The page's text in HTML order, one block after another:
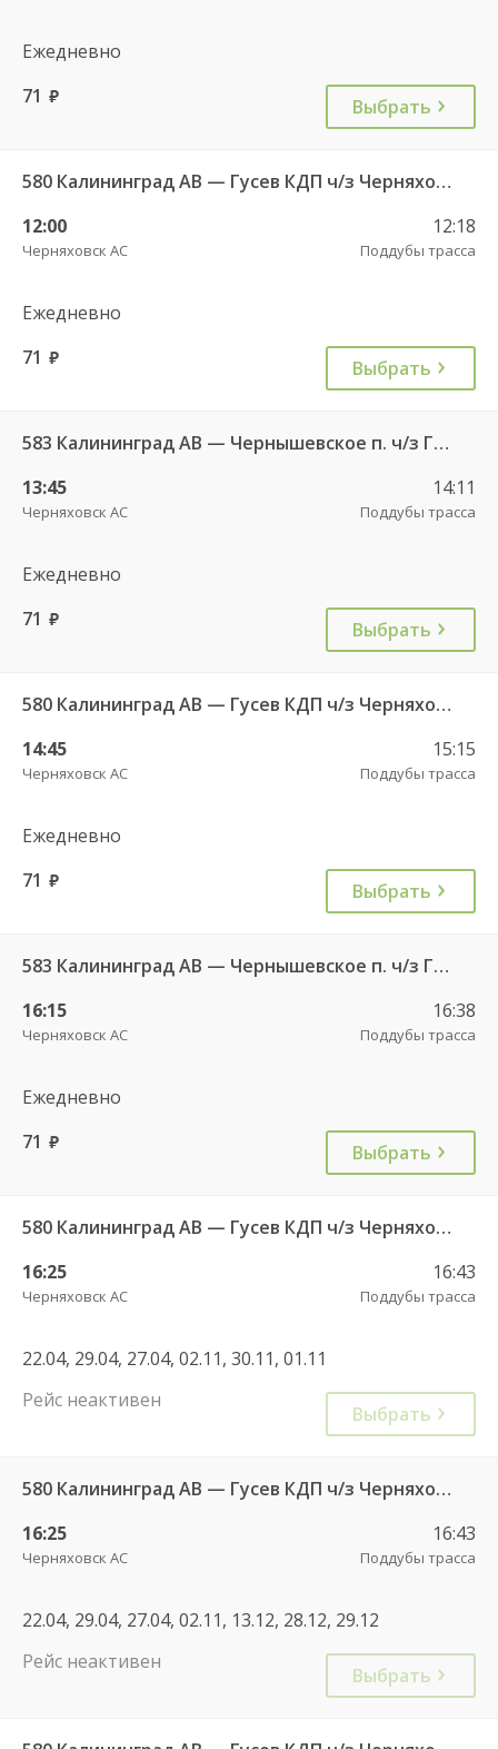
Ежедневно
71 руб. Выбрать
580 Калининград АВ — Гусев КДП ч/з Черняховск АС
12:00
Черняховск АС
12:18
Поддубы трасса
Ежедневно
71 руб. Выбрать
583 Калининград АВ — Чернышевское п. ч/з Гвардейск КДП, Черняховск АС
13:45
Черняховск АС
14:11
Поддубы трасса
Ежедневно
71 руб. Выбрать
580 Калининград АВ — Гусев КДП ч/з Черняховск АС
14:45
Черняховск АС
15:15
Поддубы трасса
Ежедневно
71 руб. Выбрать
583 Калининград АВ — Чернышевское п. ч/з Гвардейск КДП, Черняховск АС
16:15
Черняховск АС
16:38
Поддубы трасса
Ежедневно
71 руб. Выбрать
580 Калининград АВ — Гусев КДП ч/з Черняховск АС
16:25
Черняховск АС
16:43
Поддубы трасса
22.04, 29.04, 27.04, 02.11, 30.11, 01.11
Рейс неактивен
Выбрать
580 Калининград АВ — Гусев КДП ч/з Черняховск АС
16:25
Черняховск АС
16:43
Поддубы трасса
22.04, 29.04, 27.04, 02.11, 13.12, 28.12, 29.12
Рейс неактивен
Выбрать